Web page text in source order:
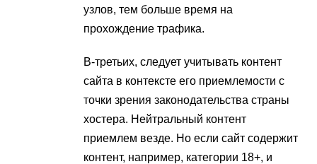
узлов, тем больше время на
прохождение трафика.
В-третьих, следует учитывать контент
сайта в контексте его приемлемости с
точки зрения законодательства страны
хостера. Нейтральный контент
приемлем везде. Но если сайт содержит
контент, например, категории 18+, и